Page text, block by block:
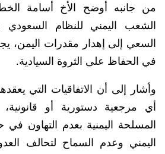
من جانبه أوضح الأخ أسامة
الشعب اليمني للنظام السعودي
السعي إلى إهدار مقدرات اليمن،
في الحفاظ على الثروة السيادية.
وأشار إلى أن الاتفاقيات التي
أي مرجعية دستورية أو قانونية،
المسلحة اليمنية بعدم التهاون
اليمني وعدم السماح لتحالف